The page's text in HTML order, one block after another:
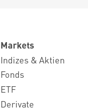
Markets
Indizes & Aktien
Fonds
ETF
Derivate